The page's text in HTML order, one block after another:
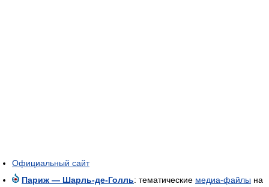
Официальный сайт
Париж — Шарль-де-Голль: тематические медиа-файлы на